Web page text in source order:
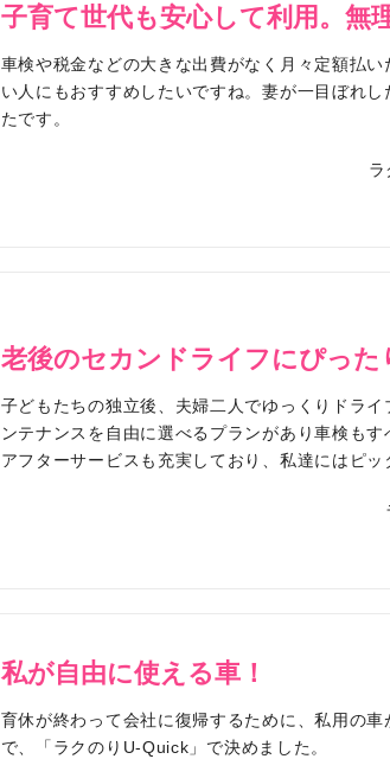
子育て世代も安心して利用。無
車検や税金などの大きな出費がなく月々定額払
い人にもおすすめしたいですね。妻が一目ぼれ
たです。
ラ
老後のセカンドライフにぴった
子どもたちの独立後、夫婦二人でゆっくりドラ
ンテナンスを自由に選べるプランがあり車検も
アフターサービスも充実しており、私達にはピッ
私が自由に使える車！
育休が終わって会社に復帰するために、私用の
で、「ラクのりU-Quick」で決めました。